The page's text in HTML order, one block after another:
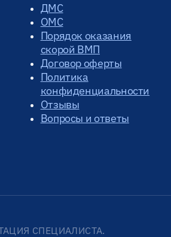
ДМС
ОМС
Порядок оказания
скорой ВМП
Договор оферты
Политика
конфиденциальности
Отзывы
Вопросы и ответы
СПЕЦИАЛИСТА.